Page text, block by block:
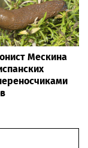
Мескина